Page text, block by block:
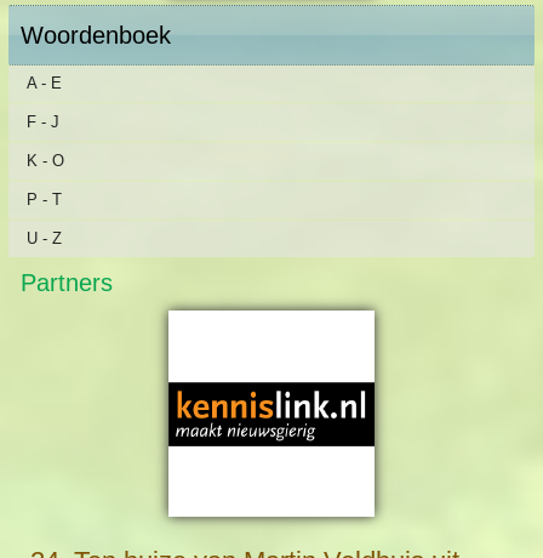
Woordenboek
A - E
F - J
K - O
P - T
U - Z
Partners